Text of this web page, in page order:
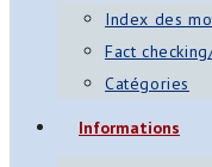
Index des
Fact
Catégories
Informations